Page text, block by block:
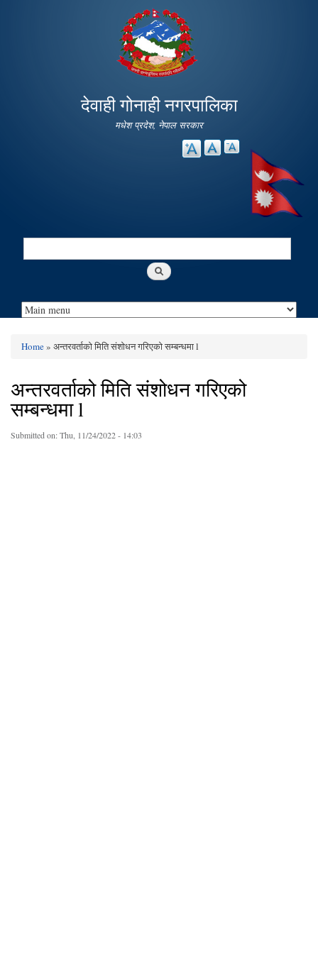
main
content
देवाही गोनाही नगरपालिका
मधेश प्रदेश, नेपाल सरकार
Search
Home» अन्तरवर्ताको मिति संशोधन गरिएको सम्बन्धमा l
अन्तरवर्ताको मिति संशोधन गरिएको
सम्बन्धमा l
Submitted on:Thu, 11/24/2022 - 14:03